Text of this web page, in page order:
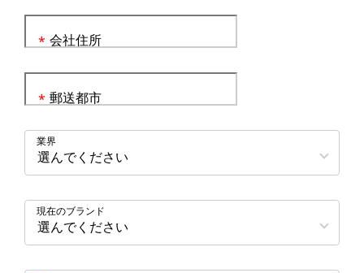
会社住所
*
郵送都市
*
業界
現在のブランド